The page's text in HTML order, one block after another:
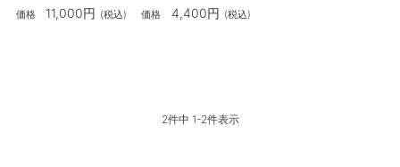
価格 11,000 税込 価格 4,400 税込
2件中 1-2件表示